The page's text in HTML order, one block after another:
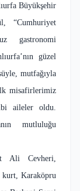
Büyükşehir
“Cumhuriyet
gastronomi
güzel
mutfağıyla
misafirlerimiz
aileler oldu.
mutluluğu
Ali Cevheri,
Karaköpru